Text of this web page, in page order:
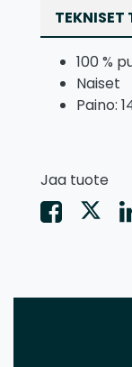
TEKNISET
100 %
Naiset
Paino:
Jaa tuote